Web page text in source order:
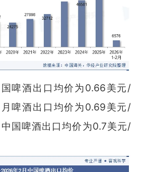
啤酒出口均价为0.66美元/
啤酒出口均价为0.69美元/
国啤酒出口均价为0.7美元/